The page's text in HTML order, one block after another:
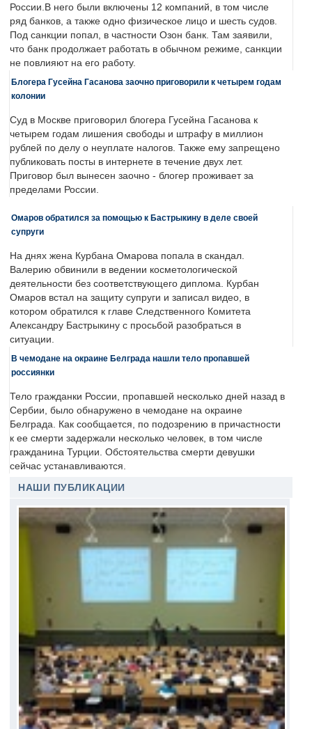
России.В него были включены 12 компаний, в том числе
ряд банков, а также одно физическое лицо и шесть судов.
Под санкции попал, в частности Озон банк. Там заявили,
что банк продолжает работать в обычном режиме, санкции
не повлияют на его работу.
Блогера Гусейна Гасанова заочно приговорили к четырем годам
колонии
Суд в Москве приговорил блогера Гусейна Гасанова к
четырем годам лишения свободы и штрафу в миллион
рублей по делу о неуплате налогов. Также ему запрещено
публиковать посты в интернете в течение двух лет.
Приговор был вынесен заочно - блогер проживает за
пределами России.
Омаров обратился за помощью к Бастрыкину в деле своей
супруги
На днях жена Курбана Омарова попала в скандал.
Валерию обвинили в ведении косметологической
деятельности без соответствующего диплома. Курбан
Омаров встал на защиту супруги и записал видео, в
котором обратился к главе Следственного Комитета
Александру Бастрыкину с просьбой разобраться в
ситуации.
В чемодане на окраине Белграда нашли тело пропавшей
россиянки
Тело гражданки России, пропавшей несколько дней назад в
Сербии, было обнаружено в чемодане на окраине
Белграда. Как сообщается, по подозрению в причастности
к ее смерти задержали несколько человек, в том числе
гражданина Турции. Обстоятельства смерти девушки
сейчас устанавливаются.
НАШИ ПУБЛИКАЦИИ